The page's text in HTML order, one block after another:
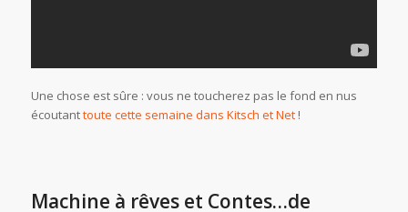
Une chose est sûre : vous ne toucherez pas le fond en nus
écoutanttoute cette semaine dans Kitsch et Net!
Machine à rêves et Contes…de